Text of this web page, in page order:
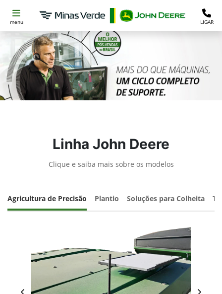
menu LIGAR
Linha John Deere
Clique e saiba mais sobre os modelos
Agricultura de Precisão Plantio Soluções para Colheita